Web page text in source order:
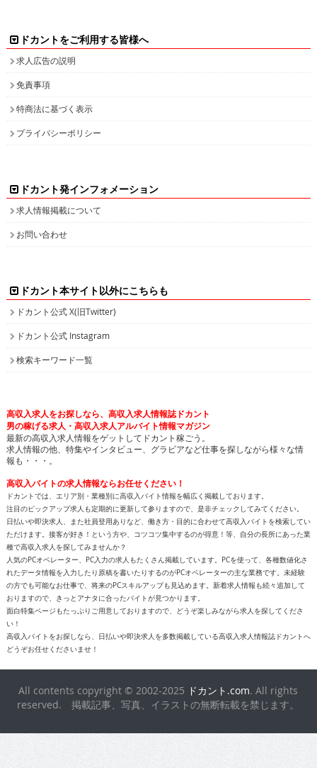
ドカントをご利用する皆様へ
求人広告の説明
免責事項
特商法に基づく表示
プライバシーポリシー
ドカント発インフォメーション
求人情報掲載について
お問い合わせ
ドカント本サイト以外にこちらも
ドカント公式 X(旧Twitter)
ドカント公式 Instagram
検索キーワード一覧
高収入求人をお探しなら、高収入求人情報誌ドカント
男の稼げる求人・高収入求人アルバイト情報マガジン
最新の高収入求人情報をゲットしてドカント稼ごう。
求人情報の他、特集やインタビュー、グラビアなど仕事を探しながら様々な情
報も・・・。
高収入バイトの求人情報ならお任せください！
ドカントでは、エリア別・業種別に高収入バイト情報を幅広く掲載しております。
注目のピックアップ求人も定期的に更新して参りますので、是非チェックしてみてください。
日払いや即決求人、また社員登用ありなど、働き方・目的に合わせて高収入バイトを検索してい
ただけます。接客が好き！という方や、コツコツ集中するのが得意！等、自分の長所にあった業
種で高収入求人を探してみませんか？
人気のPCオペレーター、PC入力の求人もたくさん掲載しています。PCを使って、各種数値化さ
れたデータ情報を入力したり原稿を書いたりするのがPCオペレーターの主な業務です。未経験
の方でも可能なお仕事で、将来のPCスキルアップも見込めます。新着求人情報も続々追加して
おりますので、きっとアナタに合ったバイトが見つかります。
面白特集ページもたっぷりご用意しておりますので、どうぞ楽しみながら求人を探してくださ
い！
高収入バイトをお探しなら、日払いや即決求人を多数掲載している高収入求人情報誌ドカントへ
どうぞお任せくださいませ！
All contents copyright © 2002-2025 ドカント.com. All rights
reserved. 掲載記事、写真、イラストの無断転載を禁じます。